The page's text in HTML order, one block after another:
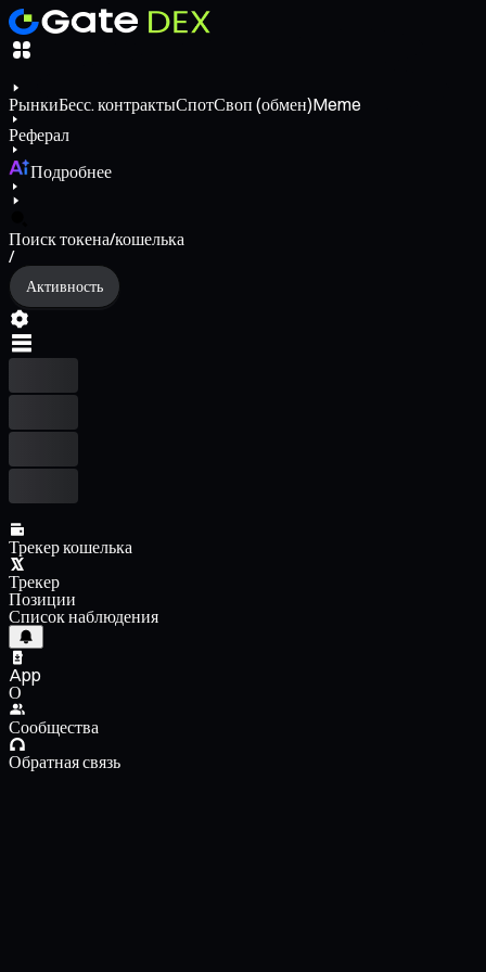
РынкиБесс. контрактыСпотСвоп (обмен)Meme
Реферал
Подробнее
Поиск токена/кошелька
/
Активность
Трекер кошелька
Трекер
Позиции
Список наблюдения
App
О
Сообщества
Обратная связь